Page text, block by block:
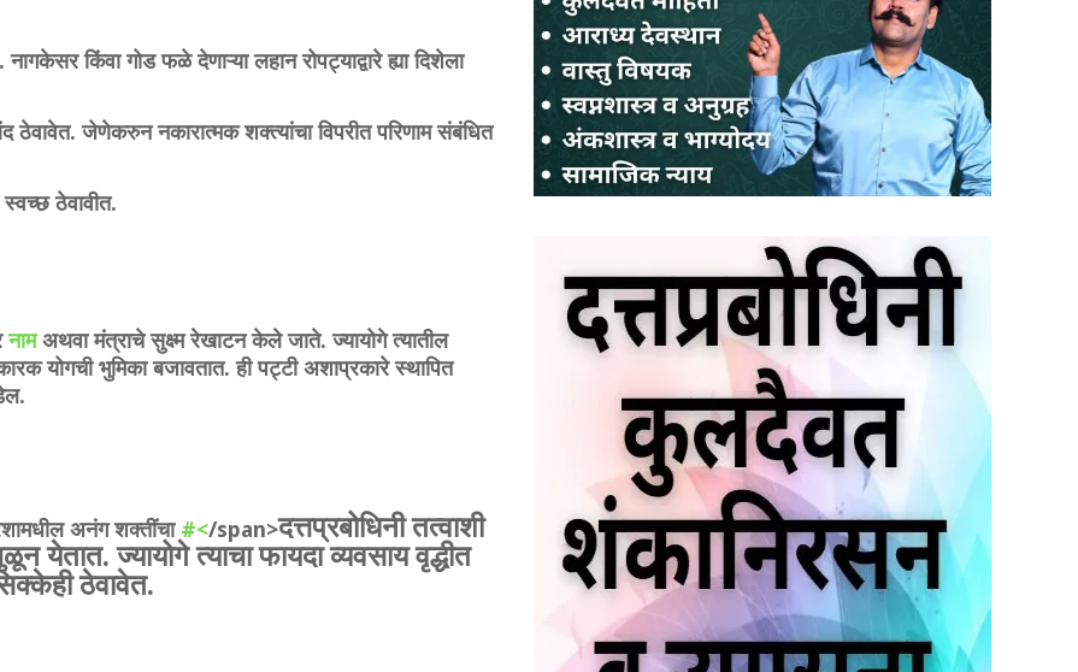
किंवा गोड फळे देणाऱ्या लहान रोपट्याद्वारे ह्या दिशेला
ठेवावेत. जेणेकरुन नकारात्मक शक्त्यांचा विपरीत परिणाम संबंधित
ठेवावीत.
नाम अथवा मंत्राचे सुक्ष्म रेखाटन केले जाते. ज्यायोगे त्यातील
योगची भुमिका बजावतात. ही पट्टी अशाप्रकारे स्थापित
अनंग शक्तींचा #</span>दत्तप्रबोधिनी तत्वाशी
येतात. ज्यायोगे त्याचा फायदा व्यवसाय वृद्धीत
ठेवावेत.